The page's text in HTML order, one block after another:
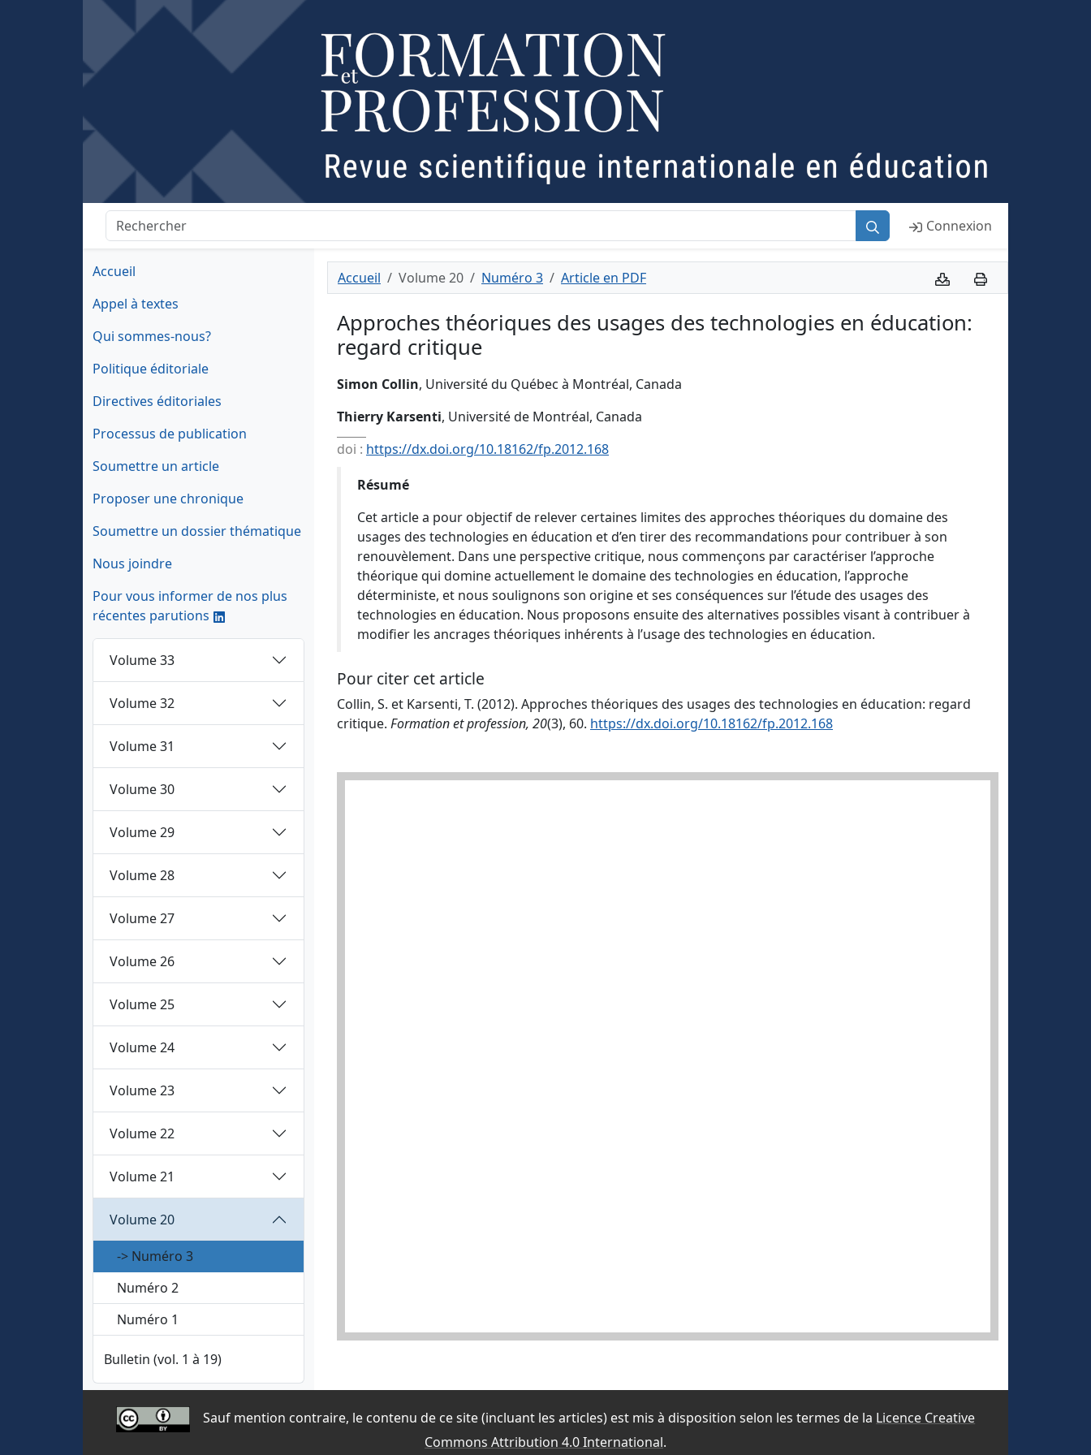
Connexion
Accueil
Appel à textes
Qui sommes-nous?
Politique éditoriale
Directives éditoriales
Processus de publication
Soumettre un article
Proposer une chronique
Soumettre un dossier thématique
Nous joindre
Pour vous informer de nos plus
récentes parutions
Volume 33
Volume 32
Volume 31
Volume 30
Volume 29
Volume 28
Volume 27
Volume 26
Volume 25
Volume 24
Volume 23
Volume 22
Volume 21
Volume 20
-> Numéro 3
Numéro 2
Numéro 1
Bulletin (vol. 1 à 19)
Accueil Volume 20 Numéro 3 Article en PDF
Approches théoriques des usages des technologies en éducation:
regard critique
Simon Collin, Université du Québec à Montréal, Canada
Thierry Karsenti, Université de Montréal, Canada
doi : https://dx.doi.org/10.18162/fp.2012.168
Résumé
Cet article a pour objectif de relever certaines limites des approches théoriques du domaine des
usages des technologies en éducation et d’en tirer des recommandations pour contribuer à son
renouvèlement. Dans une perspective critique, nous commençons par caractériser l’approche
théorique qui domine actuellement le domaine des technologies en éducation, l’approche
déterministe, et nous soulignons son origine et ses conséquences sur l’étude des usages des
technologies en éducation. Nous proposons ensuite des alternatives possibles visant à contribuer à
modifier les ancrages théoriques inhérents à l’usage des technologies en éducation.
Pour citer cet article
Collin, S. et Karsenti, T. (2012). Approches théoriques des usages des technologies en éducation: regard
critique. Formation et profession, 20(3), 60. https://dx.doi.org/10.18162/fp.2012.168
Sauf mention contraire, le contenu de ce site (incluant les articles) est mis à disposition selon les termes de la Licence Creative
Commons Attribution 4.0 International.